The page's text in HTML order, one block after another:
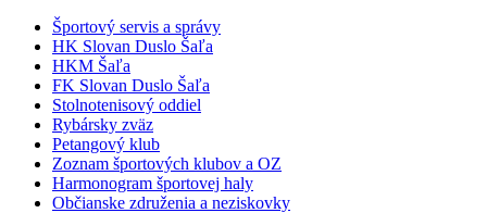
Športový servis a správy
HK Slovan Duslo Šaľa
HKM Šaľa
FK Slovan Duslo Šaľa
Stolnotenisový oddiel
Rybársky zväz
Petangový klub
Zoznam športových klubov a OZ
Harmonogram športovej haly
Občianske združenia a neziskovky